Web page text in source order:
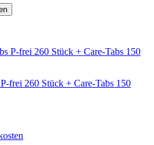
frei 260 Stück + Care-Tabs 150